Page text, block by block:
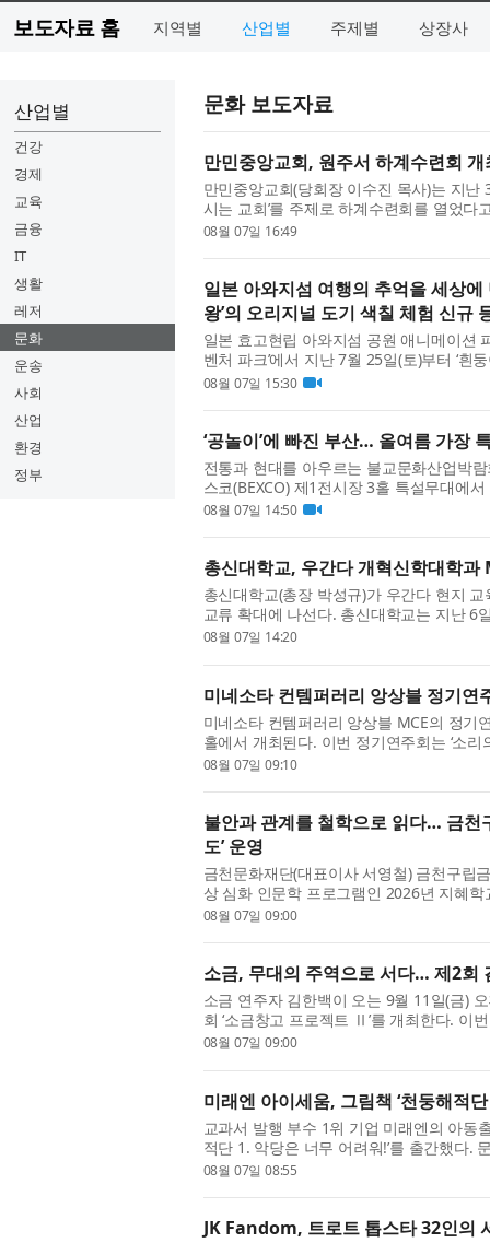
보도자료 홈 지역별 산업별 주제별 상장사
산업별
건강
경제
교육
금융
IT
생활
레저
문화
운송
사회
산업
환경
정부
문화 보도자료
만민중앙교회, 원주서 하계수련회
만민중앙교회(당회장 이수진 목사)는 지
시는 교회’를 주제로 하계수련회를 열었
미국, 콜롬비아, 호주, 영국 등 24개국 성
08월 07일 16:49
일본 아와지섬 여행의 추억을 세상에
왕’의 오리지널 도기 색칠 체험 신규
일본 효고현립 아와지섬 공원 애니메이션
벤처 파크’에서 지난 7월 25일(토)부터 ‘흰
체험’을 시작했다고 밝혔다. 새롭게 선보이
08월 07일 15:30
‘공놀이’에 빠진 부산… 올여름 가장
전통과 현대를 아우르는 불교문화산업박
스코(BEXCO) 제1전시장 3홀 특설무대에
진행되는 이번 박람회는 약 355개 부스 규
08월 07일 14:50
총신대학교, 우간다 개혁신학대학
총신대학교(총장 박성규)가 우간다 현지
교류 확대에 나선다. 총신대학교는 지난 6
라에 위치한 Reformed Theological
08월 07일 14:20
미네소타 컨템퍼러리 앙상블 정기연
미네소타 컨템퍼러리 앙상블 MCE의 정기
홀에서 개최된다. 이번 정기연주회는 ‘소
다채로운 편성과 레퍼토리를 통해 조망한
08월 07일 09:10
불안과 관계를 철학으로 읽다… 금천
도’ 운영
금천문화재단(대표이사 서영철) 금천구립
상 심화 인문학 프로그램인 2026년 지혜학
‘지혜학교’는 문화체육관광부가 주최하고,
08월 07일 09:00
소금, 무대의 주역으로 서다… 제2회
소금 연주자 김한백이 오는 9월 11일(금)
회 ‘소금창고 프로젝트 Ⅱ’를 개최한다. 이
선보이며, 위촉 초연 세 편과 개작 초연 두
08월 07일 09:00
미래엔 아이세움, 그림책 ‘천둥해적
교과서 발행 부수 1위 기업 미래엔의 아동
적단 1. 악당은 너무 어려워!’를 출간했다. 문
빵’ 등 사랑스러운 동물 캐릭터와 계절의
08월 07일 08:55
JK Fandom, 트로트 톱스타 32인의